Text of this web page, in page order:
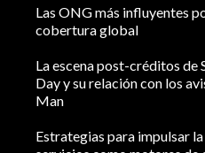
Las ONG más influyentes
cobertura global
La escena post-créditos
Day y su relación con los
Man
Estrategias para impulsar